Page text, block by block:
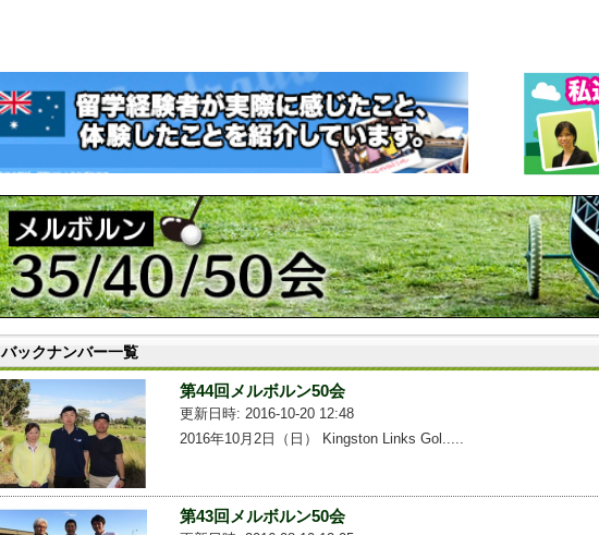
バックナンバー一覧
第44回メルボルン50会
更新日時: 2016-10-20 12:48
2016年10月2日（日） Kingston Links Gol.....
第43回メルボルン50会